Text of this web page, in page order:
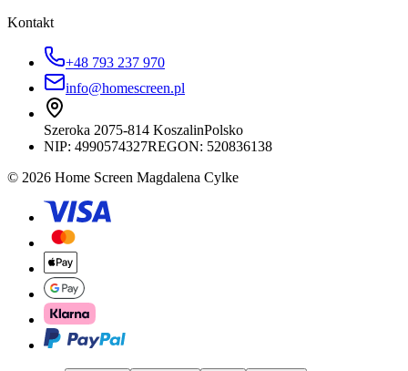
Kontakt
+48 793 237 970
info@homescreen.pl
Szeroka 2075-814 KoszalinPolsko
NIP: 4990574327REGON: 520836138
© 2026 Home Screen Magdalena Cylke